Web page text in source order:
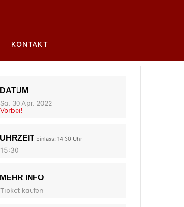
KONTAKT
DATUM
Sa. 30 Apr. 2022
Vorbei!
UHRZEIT Einlass: 14:30 Uhr
15:30
MEHR INFO
Ticket kaufen